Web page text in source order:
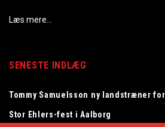
Læs mere…
SENESTE INDLÆG
Tommy Samuelsson ny landstræner
Stor Ehlers-fest i Aalborg